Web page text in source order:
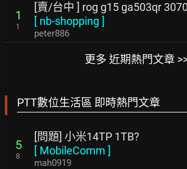
1
1
[賣/台中 ] rog g15 ga503qr 3070
[ nb-shopping ]
peter886
更多 近期熱門文章
PTT數位生活區 即時熱門文章
5
8
[問題] 小米14TP 1TB?
[ MobileComm ]
mah0919